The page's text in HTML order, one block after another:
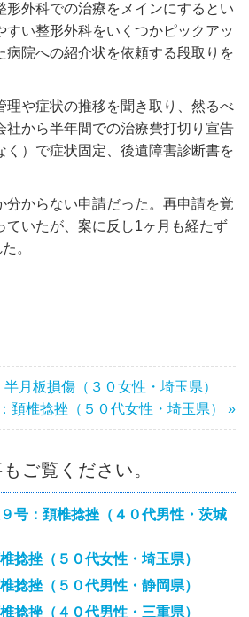
形外科での治療をメインにするとい
すい整形外科をいくつかピックアッ
病院への紹介状を依頼する段取りを
理や症状の推移を聞き取り、然るべ
社から半年間での治療費打切り宣告
く）で症状固定、後遺障害診断書を
分からない申請だった。再申請を覚
ていたが、案に反し1ヶ月も経たず
。
月板損傷（３０女性・埼玉県）
頚椎捻挫（５０代女性・埼玉県） »
ご覧ください。
号：頚椎捻挫（４０代男性・茨城
捻挫（５０代女性・埼玉県）
捻挫（５０代男性・静岡県）
捻挫（４０代男性・三重県）